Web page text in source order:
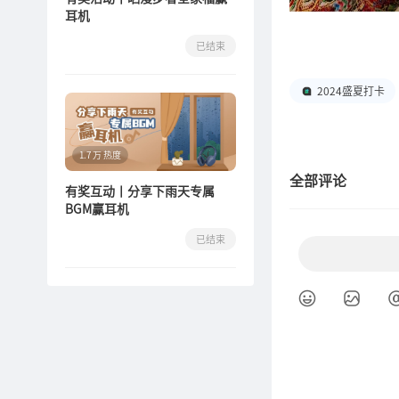
耳机
已结束
1.7 万 热度
有奖互动丨分享下雨天专属
BGM赢耳机
已结束
2024盛夏打卡
全部评论